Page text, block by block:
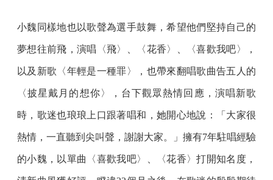
小魏同樣地也以歌聲為選手鼓舞，希望他們堅持自己的
夢想往前飛，演唱〈飛〉、〈花香〉、〈喜歡我吧〉，
以及新歌〈年輕是一種罪〉，也帶來翻唱歌曲告五人的
〈披星戴月的想你〉，台下觀眾熱情回應，演唱新歌
時，歌迷也琅琅上口跟著唱和，她開心地說：「大家很
熱情，一直聽到尖叫聲，謝謝大家。」擁有7年駐唱經驗
的小魏，以單曲〈喜歡我吧〉、〈花香〉打開知名度，